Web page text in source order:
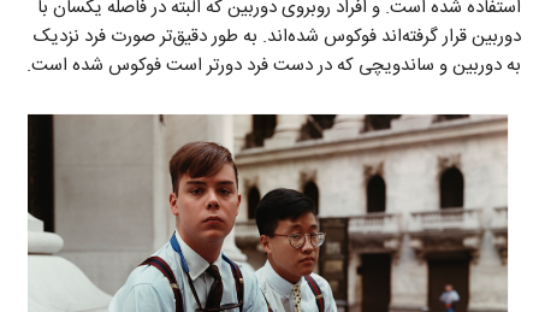
استفاده شده است. و افراد روبروی دوربین که البته در فاصله یکسان با
دوربین قرار گرفته‌اند فوکوس شده‌اند. به طور دقیق‌تر صورت فرد نزدیک
به دوربین و ساندویچی که در دست فرد دورتر است فوکوس شده است.